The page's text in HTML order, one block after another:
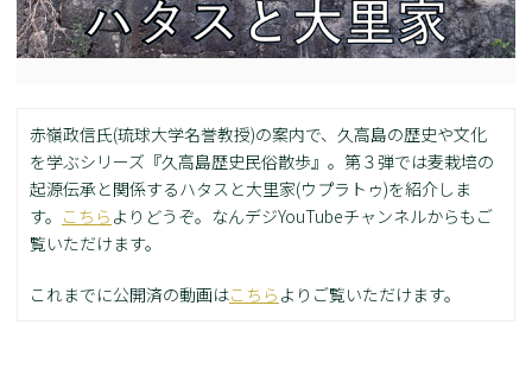
赤嶺政信氏(琉球大学名誉教授)の案内で、久高島の歴史や文化
を学ぶシリーズ『久高島歴史民俗散歩』。第３弾では麦栽培の
起源伝承と関係するハタスと大里家(ウプラトゥ)を紹介しま
す。 こちら よりどうぞ。なんデジYouTubeチャンネルからもご
覧いただけます。
これまでに公開済の動画はこちら よりご覧いただけます。